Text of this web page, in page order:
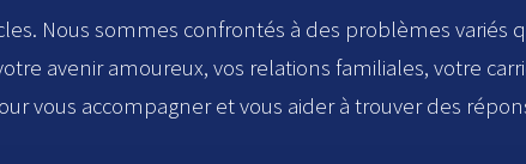
Nous sommes confrontés à des problèmes
avenir amoureux, vos relations familiales, votre
vous accompagner et vous aider à trouver des